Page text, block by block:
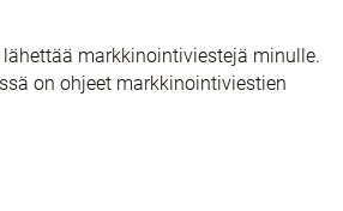
markkinointiviestejä minulle.
on ohjeet markkinointiviestien